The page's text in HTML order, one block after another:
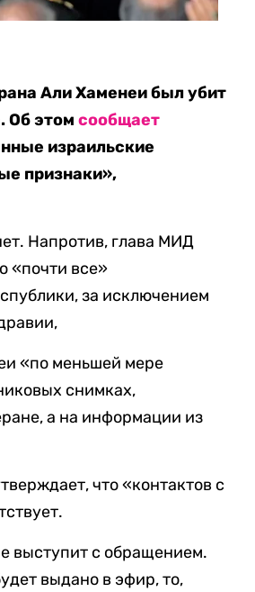
Али Хаменеи был убит
Об этомсообщает
израильские
признаки»,
Напротив, глава МИД
«почти все»
за исключением
«по меньшей мере
снимках,
а на информации из
что «контактов с
выступит с обращением.
выдано в эфир, то,